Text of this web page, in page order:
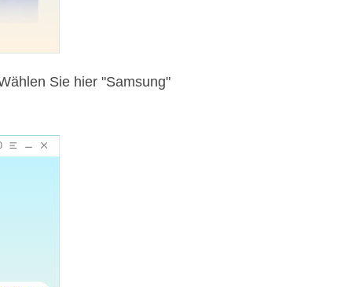
Sie hier "Samsung"